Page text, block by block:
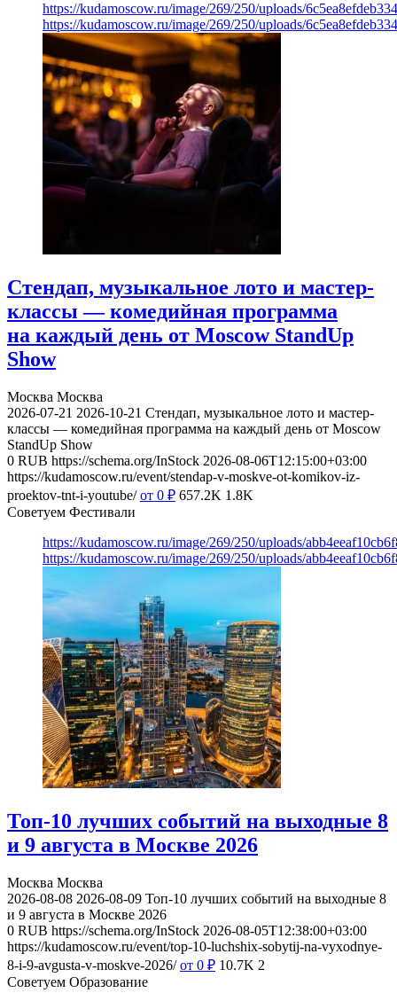
https://kudamoscow.ru/image/269/250/uploads/
https://kudamoscow.ru/image/269/250/uploads/
Стендап, музыкальное лото и мастер-
классы — комедийная программа
на каждый день от Moscow StandUp
Show
Москва Москва
2026-07-21 2026-10-21 Стендап, музыкальное лото и мастер-
классы — комедийная программа на каждый день от Moscow
StandUp Show
0 RUB https://schema.org/InStock 2026-08-06T12:15:00+03:00
https://kudamoscow.ru/event/stendap-v-moskve-ot-komikov-iz-
proektov-tnt-i-youtube/ от 0 ₽ 657.2K 1.8K
Советуем Фестивали
https://kudamoscow.ru/image/269/250/uploads/
https://kudamoscow.ru/image/269/250/uploads/
Топ-10 лучших событий на выходные 8
и 9 августа в Москве 2026
Москва Москва
2026-08-08 2026-08-09 Топ-10 лучших событий на выходные 8
и 9 августа в Москве 2026
0 RUB https://schema.org/InStock 2026-08-05T12:38:00+03:00
https://kudamoscow.ru/event/top-10-luchshix-sobytij-na-vyxodnye-
8-i-9-avgusta-v-moskve-2026/ от 0 ₽ 10.7K 2
Советуем Образование